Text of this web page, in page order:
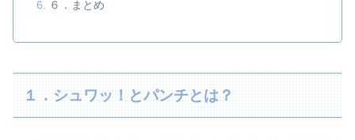
６．まとめ
１．シュワッ！とパンチとは？